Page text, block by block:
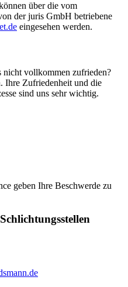
über die vom
der juris GmbH betriebene
eingesehen werden.
nicht vollkommen zufrieden?
Ihre Zufriedenheit und die
sind uns sehr wichtig.
geben Ihre Beschwerde zu